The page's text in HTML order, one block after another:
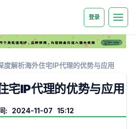
登录
度解析海外住宅IP代理的优势与应用
宅IP代理的优势与应用
: 2024-11-07 15:12